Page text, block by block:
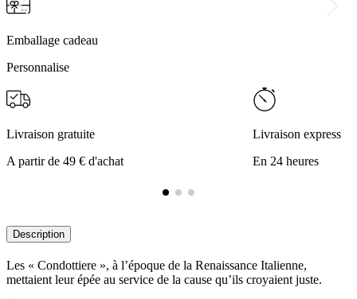
Emballage cadeau
Personnalise
Livraison gratuite
A partir de 49 € d'achat
Livraison express
En 24 heures
Description
Les « Condottiere », à l’époque de la Renaissance Italienne,
mettaient leur épée au service de la cause qu’ils croyaient juste.